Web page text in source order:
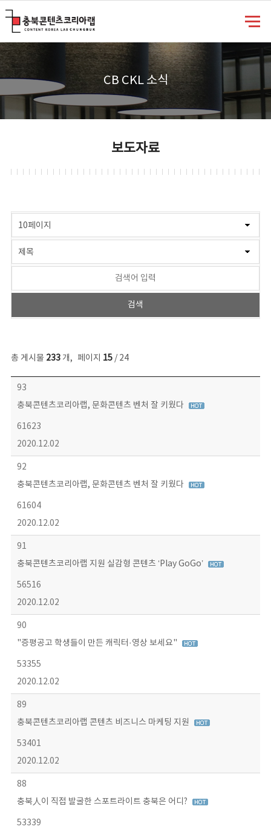
CB CKL 소식
보도자료
총 게시물 233개, 페이지 15/ 24
보도자료 목록 - 번호, 제목, 작성자, 파일, 조회수, 작성일 정보 제공
93
충북콘텐츠코리아랩, 문화콘텐츠 벤처 잘 키웠다
61623
2020.12.02
92
충북콘텐츠코리아랩, 문화콘텐츠 벤처 잘 키웠다
61604
2020.12.02
91
충북콘텐츠코리아랩 지원 실감형 콘텐츠 ‘Play GoGo’
56516
2020.12.02
90
"증평공고 학생들이 만든 캐릭터·영상 보세요"
53355
2020.12.02
89
충북콘텐츠코리아랩 콘텐츠 비즈니스 마케팅 지원
53401
2020.12.02
88
충북人이 직접 발굴한 스포트라이트 충북은 어디?
53339